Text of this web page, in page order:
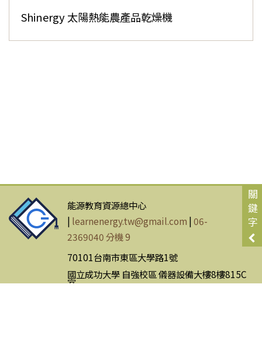
Shinergy 太陽熱能農產品乾燥機
關
鍵
字
能源教育資源總中心
| learnenergy.tw@gmail.com |06-
2369040 分機 9
70101台南市東區大學路1號
國立成功大學 自強校區 儀器設備大樓8樓815C
室